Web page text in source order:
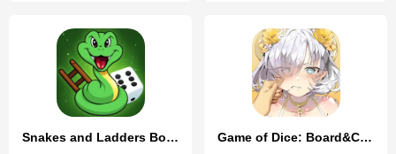
Snakes and Ladders Board Games Game of Dice: Board&Card&Anime